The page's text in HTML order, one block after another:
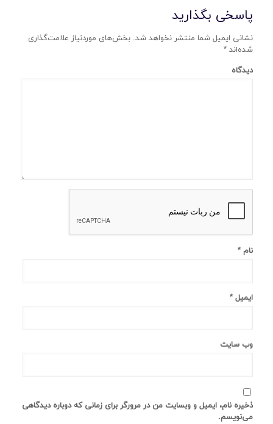
پاسخی بگذارید
نشانی ایمیل شما منتشر نخواهد شد. بخش‌های موردنیاز علامت‌گذاری
شده‌اند*
دیدگاه
نام*
ایمیل*
وب‌ سایت
ذخیره نام، ایمیل و وبسایت من در مرورگر برای زمانی که دوباره دیدگاهی
می‌نویسم.